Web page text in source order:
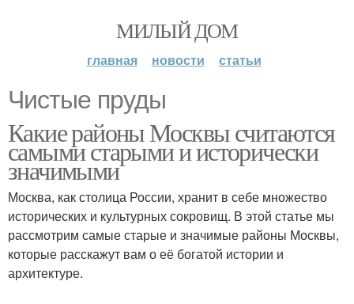
МИЛЫЙ ДОМ
главная новости статьи
Чистые пруды
Какие районы Москвы считаются
самыми старыми и исторически
значимыми
Москва, как столица России, хранит в себе множество
исторических и культурных сокровищ. В этой статье мы
рассмотрим самые старые и значимые районы Москвы,
которые расскажут вам о её богатой истории и
архитектуре.